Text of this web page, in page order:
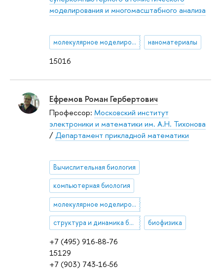
15016
моделирования и многомасштабного анализа
молекулярное моделирование наноматериалы
+7 (495) 916-88-76
15129
+7 (903) 743-16-56
Ефремов Роман Гербертович
Профессор: Московский институт
электроники и математики им. А.Н. Тихонова
/Департамент прикладной математики
Вычислительная биология
компьютерная биология
молекулярное моделирование
структура и динамика биомолекул биофизика